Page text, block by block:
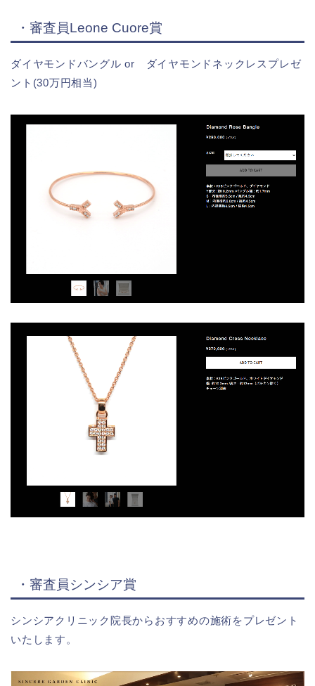
・審査員Leone Cuore賞
ダイヤモンドバングル or ダイヤモンドネックレスプレゼ
ント(30万円相当)
・審査員シンシア賞
シンシアクリニック院長からおすすめの施術をプレゼント
いたします。